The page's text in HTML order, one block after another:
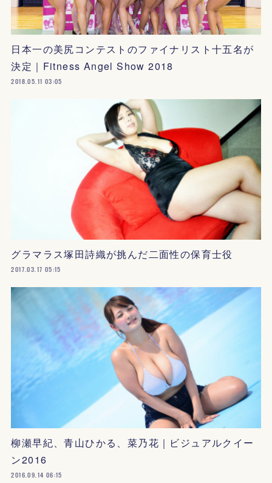
日本一の美尻コンテストのファイナリスト十五名が
決定｜Fitness Angel Show 2018
2018.05.11 03:05
グラマラス塚田詩織が挑んだ二面性の保育士役
2017.03.17 05:15
柳瀬早紀、青山ひかる、菜乃花｜ビジュアルクイー
ン2016
2016.09.14 06:15